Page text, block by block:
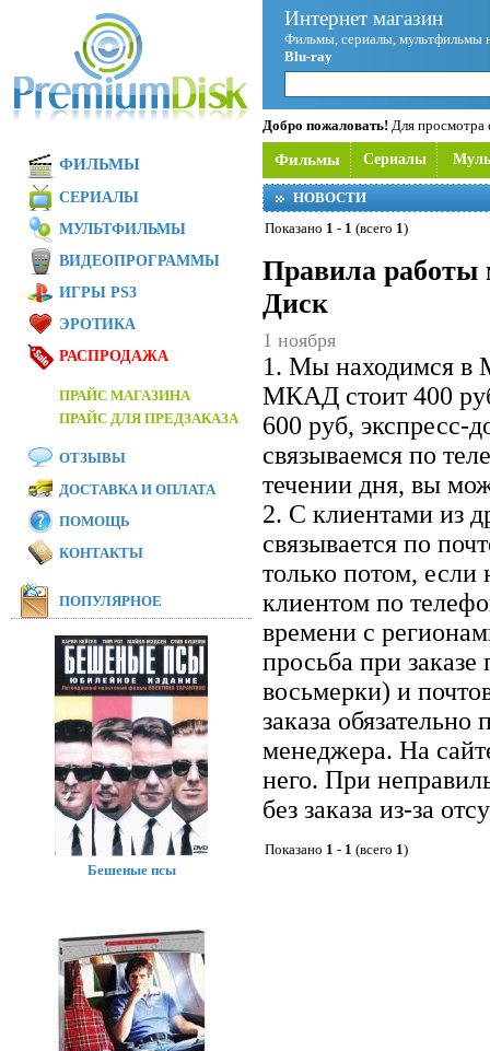
Интернет магазин
Фильмы, сериалы, мультфильмы
Blu-ray
Добро пожаловать! Для просмотра
Фильмы Сериалы
НОВОСТИ
Показано 1 - 1 (всего 1)
Правила работы
Диск
1 ноября
1. Мы находимся в
МКАД стоит 400
600 руб, экспресс-
связываемся по
течении дня, вы
2. С клиентами из
связывается по
только потом, если
клиентом по
времени с
просьба при
восьмерки) и
заказа
менеджера. На
него. При
без заказа из-за
Показано 1 - 1 (всего 1)
ФИЛЬМЫ
СЕРИАЛЫ
МУЛЬТФИЛЬМЫ
ВИДЕОПРОГРАММЫ
ИГРЫ PS3
ЭРОТИКА
РАСПРОДАЖА
ПРАЙС МАГАЗИНА
ПРАЙС ДЛЯ ПРЕДЗАКАЗА
ОТЗЫВЫ
ДОСТАВКА И ОПЛАТА
ПОМОЩЬ
КОНТАКТЫ
ПОПУЛЯРНОЕ
Бешеные псы